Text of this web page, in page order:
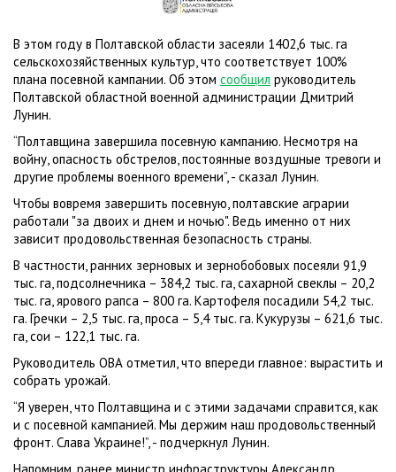
В этом году в Полтавской области засеяли 1402,6 тыс. га
сельскохозяйственных культур, что соответствует 100%
плана посевной кампании. Об этом сообщил руководитель
Полтавской областной военной администрации Дмитрий
Лунин.
“Полтавщина завершила посевную кампанию. Несмотря на
войну, опасность обстрелов, постоянные воздушные тревоги и
другие проблемы военного времени”, - сказал Лунин.
Чтобы вовремя завершить посевную, полтавские аграрии
работали "за двоих и днем ​​и ночью". Ведь именно от них
зависит продовольственная безопасность страны.
В частности, ранних зерновых и зернобобовых посеяли 91,9
тыс. га, подсолнечника – 384,2 тыс. га, сахарной свеклы – 20,2
тыс. га, ярового рапса – 800 га. Картофеля посадили 54,2 тыс.
га. Гречки – 2,5 тыс. га, проса – 5,4 тыс. га. Кукурузы – 621,6 тыс.
га, сои – 122,1 тыс. га.
Руководитель ОВА отметил, что впереди главное: вырастить и
собрать урожай.
“Я уверен, что Полтавщина и с этими задачами справится, как
и с посевной кампанией. Мы держим наш продовольственный
фронт. Слава Украине!”, - подчеркнул Лунин.
Напомним, ранее министр инфраструктуры Александр